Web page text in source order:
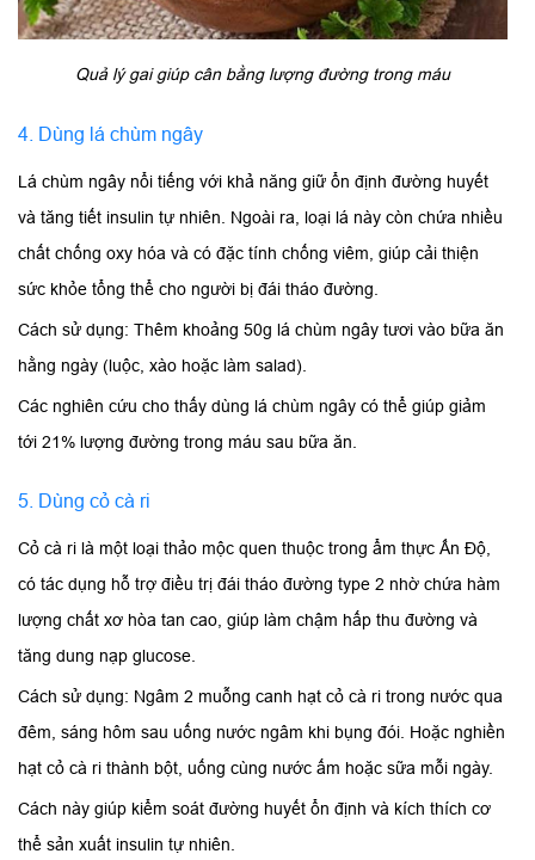
Quả lý gai giúp cân bằng lượng đường trong máu
4. Dùng lá chùm ngây
Lá chùm ngây nổi tiếng với khả năng giữ ổn định đường huyết
và tăng tiết insulin tự nhiên. Ngoài ra, loại lá này còn chứa nhiều
chất chống oxy hóa và có đặc tính chống viêm, giúp cải thiện
sức khỏe tổng thể cho người bị đái tháo đường.
Cách sử dụng: Thêm khoảng 50g lá chùm ngây tươi vào bữa ăn
hằng ngày (luộc, xào hoặc làm salad).
Các nghiên cứu cho thấy dùng lá chùm ngây có thể giúp giảm
tới 21% lượng đường trong máu sau bữa ăn.
5. Dùng cỏ cà ri
Cỏ cà ri là một loại thảo mộc quen thuộc trong ẩm thực Ấn Độ,
có tác dụng hỗ trợ điều trị đái tháo đường type 2 nhờ chứa hàm
lượng chất xơ hòa tan cao, giúp làm chậm hấp thu đường và
tăng dung nạp glucose.
Cách sử dụng: Ngâm 2 muỗng canh hạt cỏ cà ri trong nước qua
đêm, sáng hôm sau uống nước ngâm khi bụng đói. Hoặc nghiền
hạt cỏ cà ri thành bột, uống cùng nước ấm hoặc sữa mỗi ngày.
Cách này giúp kiểm soát đường huyết ổn định và kích thích cơ
thể sản xuất insulin tự nhiên.